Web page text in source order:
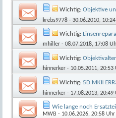
Wichtig: Objektive
krebs9778 - 30.06.2010,
Wichtig:
mhiller - 08.07.2018, 17:08
Wichtig:
hinnerker - 10.05.2011, 20:53
Wichtig: 5D MKII
hinnerker - 17.08.2013, 20:49
Wie lange noch
MWB - 10.06.2026, 20:58 Uhr